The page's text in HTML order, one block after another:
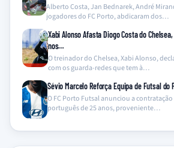
Alberto Costa, Jan Bednarek, André
jogadores do FC Porto, abdicaram dos…
Xabi Alonso Afasta Diogo Costa do
nos…
O treinador do Chelsea, Xabi Alonso,
com os guarda-redes que tem à…
Sévio Marcelo Reforça Equipa de Futsal do
O FC Porto Futsal anunciou a
português de 25 anos, proveniente…